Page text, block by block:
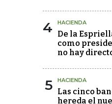
4 HACIENDA
De la
como
no hay
5 HACIENDA
Las cinco
hereda el